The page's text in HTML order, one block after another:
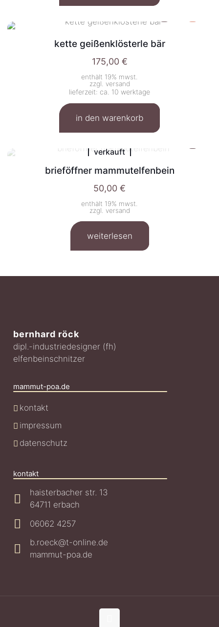
kette geißenklösterle bär
175,00 €
enthält 19% mwst.
zzgl. versand
lieferzeit: ca. 10 werktage
in den warenkorb
verkauft
brieföffner mammutelfenbein
50,00 €
enthält 19% mwst.
zzgl. versand
weiterlesen
bernhard röck
dipl.-industriedesigner (fh)
elfenbeinschnitzer
mammut-poa.de
kontakt
impressum
datenschutz
kontakt
haisterbacher str. 13
64711 erbach
06062 4257
b.roeck@t-online.de
mammut-poa.de